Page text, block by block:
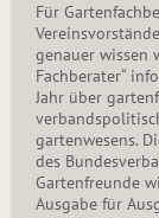
Für
genauer wissen
Fachberater“
Jahr über
gar­ten­wesens.
des
Gartenfreunde
Ausgabe für